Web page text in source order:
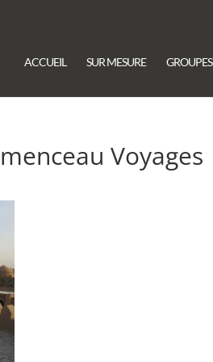
ACCUEIL SUR MESURE GROUPES
Voyages